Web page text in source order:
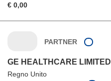
€ 0,00
PARTNER
GE HEALTHCARE LIMITED
Regno Unito